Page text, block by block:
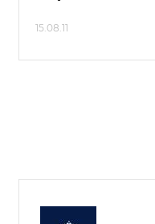
15.08.11